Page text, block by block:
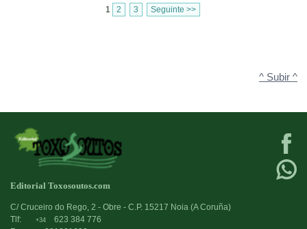
1 2 3 Seguinte >>
^ Subir ^
Editorial Toxosoutos.com
C/ Cruceiro do Rego, 2 - Obre - C.P. 15217 Noia (A Coruña)
Tlf:
+34
623 384 776